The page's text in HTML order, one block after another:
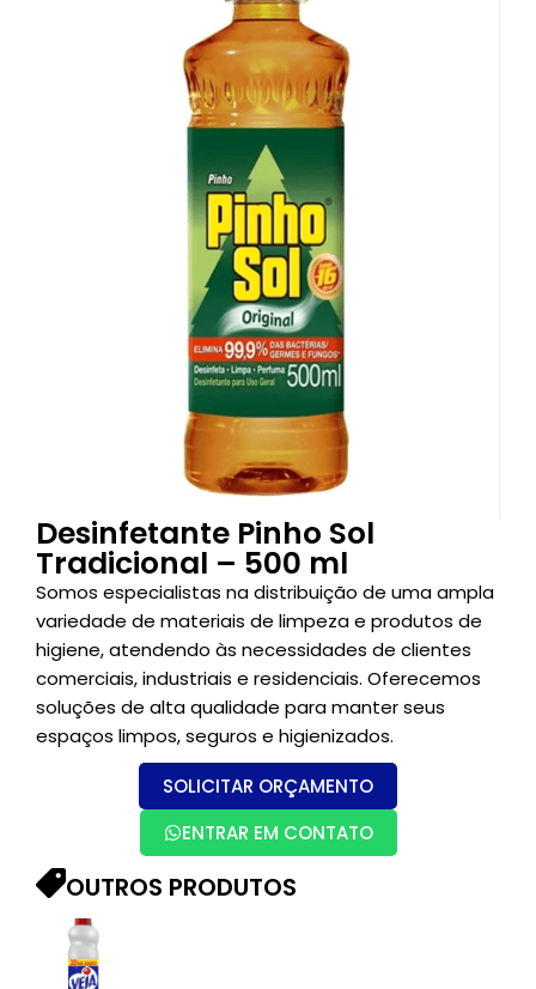
Desinfetante Pinho Sol
Tradicional – 500 ml
Somos especialistas na distribuição de uma ampla
variedade de materiais de limpeza e produtos de
higiene, atendendo às necessidades de clientes
comerciais, industriais e residenciais. Oferecemos
soluções de alta qualidade para manter seus
espaços limpos, seguros e higienizados.
SOLICITAR ORÇAMENTO
ENTRAR EM CONTATO
OUTROS PRODUTOS